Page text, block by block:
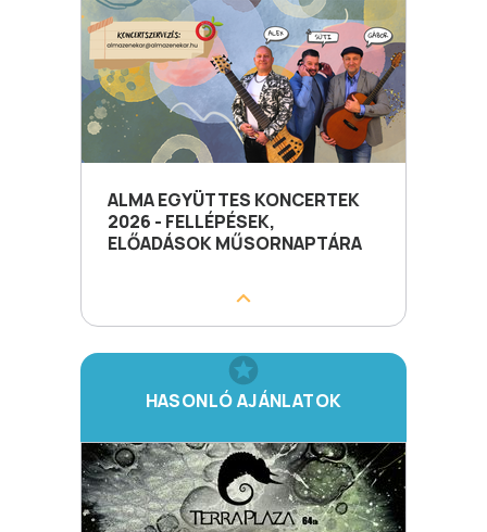
ALMA EGYÜTTES KONCERTEK
2026 - FELLÉPÉSEK,
ELŐADÁSOK MŰSORNAPTÁRA
HASONLÓ AJÁNLATOK